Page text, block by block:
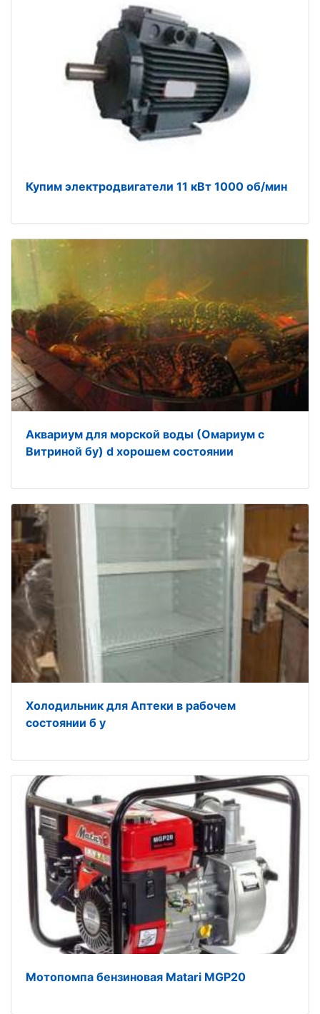
Купим электродвигатели 11 кВт 1000 об/мин
Аквариум для морской воды (Омариум с
Витриной бу) d хорошем состоянии
Холодильник для Аптеки в рабочем
состоянии б у
Мотопомпа бензиновая Matari MGP20